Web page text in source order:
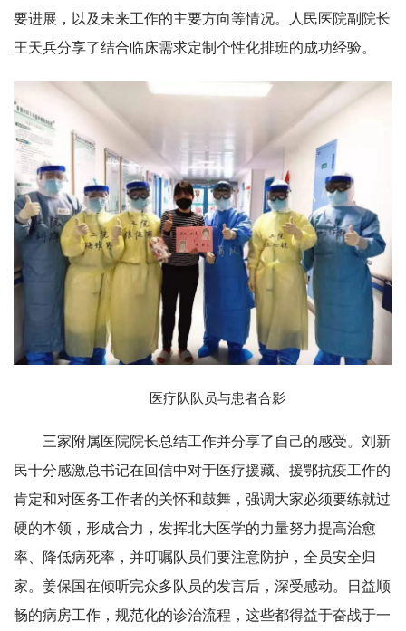
要进展，以及未来工作的主要方向等情况。人民医院副院长
王天兵分享了结合临床需求定制个性化排班的成功经验。
医疗队队员与患者合影
三家附属医院院长总结工作并分享了自己的感受。刘新
民十分感激总书记在回信中对于医疗援藏、援鄂抗疫工作的
肯定和对医务工作者的关怀和鼓舞，强调大家必须要练就过
硬的本领，形成合力，发挥北大医学的力量努力提高治愈
率、降低病死率，并叮嘱队员们要注意防护，全员安全归
家。姜保国在倾听完众多队员的发言后，深受感动。日益顺
畅的病房工作，规范化的诊治流程，这些都得益于奋战于一